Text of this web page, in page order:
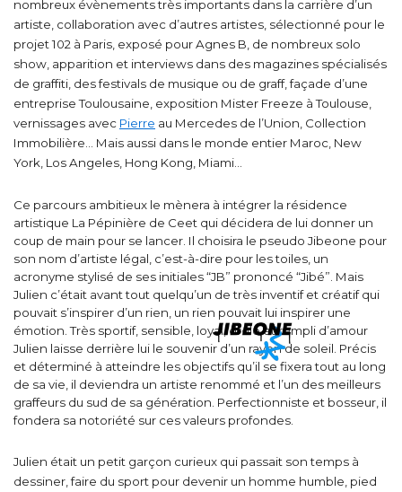
nombreux évènements très importants dans la carrière d’un
artiste, collaboration avec d’autres artistes, sélectionné pour le
projet 102 à Paris, exposé pour Agnes B, de nombreux solo
show, apparition et interviews dans des magazines spécialisés
de graffiti, des festivals de musique ou de graff, façade d’une
entreprise Toulousaine, exposition Mister Freeze à Toulouse,
vernissages avec Pierre au Mercedes de l’Union, Collection
Immobilière… Mais aussi dans le monde entier Maroc, New
York, Los Angeles, Hong Kong, Miami…
Ce parcours ambitieux le mènera à intégrer la résidence
artistique La Pépinière de Ceet qui décidera de lui donner un
coup de main pour se lancer. Il choisira le pseudo Jibeone pour
son nom d’artiste légal, c’est-à-dire pour les toiles, un
acronyme stylisé de ses initiales “JB” prononcé “Jibé”. Mais
Julien c’était avant tout quelqu’un de très inventif et créatif qui
pouvait s’inspirer d’un rien, un rien pouvait lui inspirer une
émotion. Très sportif, sensible, loyal, drôle et rempli d’amour
Julien laisse derrière lui le souvenir d’un rayon de soleil. Précis
et déterminé à atteindre les objectifs qu’il se fixera tout au long
de sa vie, il deviendra un artiste renommé et l’un des meilleurs
graffeurs du sud de sa génération. Perfectionniste et bosseur, il
fondera sa notoriété sur ces valeurs profondes.
Julien était un petit garçon curieux qui passait son temps à
dessiner, faire du sport pour devenir un homme humble, pied